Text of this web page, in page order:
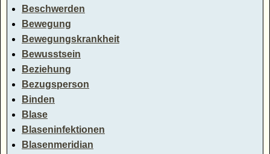
Beschwerden
Bewegung
Bewegungskrankheit
Bewusstsein
Beziehung
Bezugsperson
Binden
Blase
Blaseninfektionen
Blasenmeridian